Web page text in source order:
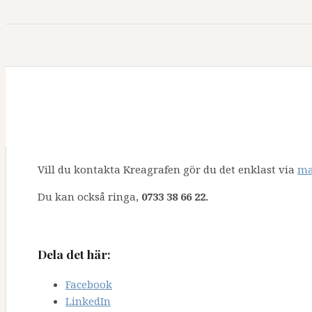
Vill du kontakta Kreagrafen gör du det enklast via
Du kan också ringa, 0733 38 66 22.
Dela det här:
Facebook
LinkedIn